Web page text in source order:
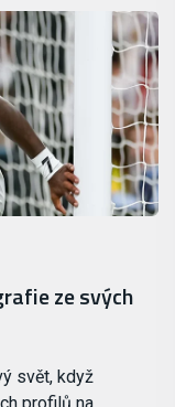
ze svých
svět, když
profilů na